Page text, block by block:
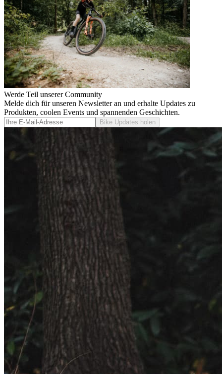
Werde Teil unserer Community
Melde dich für unseren Newsletter an und erhalte Updates zu
Produkten, coolen Events und spannenden Geschichten.
Bike Updates holen